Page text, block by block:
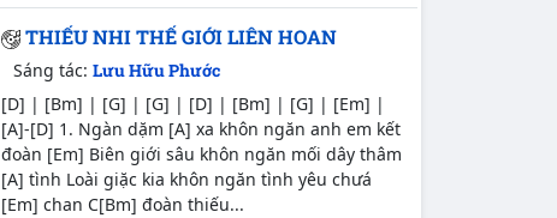
THIẾU NHI THẾ GIỚI LIÊN HOAN
Sáng tác:Lưu Hữu Phước
[D] | [Bm] | [G] | [G] | [D] | [Bm] | [G] | [Em] |
[A]-[D] 1. Ngàn dặm [A] xa khôn ngăn anh em kết
đoàn [Em] Biên giới sâu khôn ngăn mối dây thâm
[A] tình Loài giặc kia khôn ngăn tình yêu chưá
[Em] chan C[Bm] đoàn thiếu...